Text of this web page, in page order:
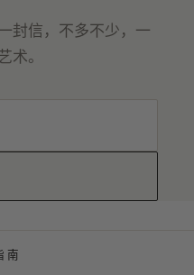
封信，不多不少，一
术。
南